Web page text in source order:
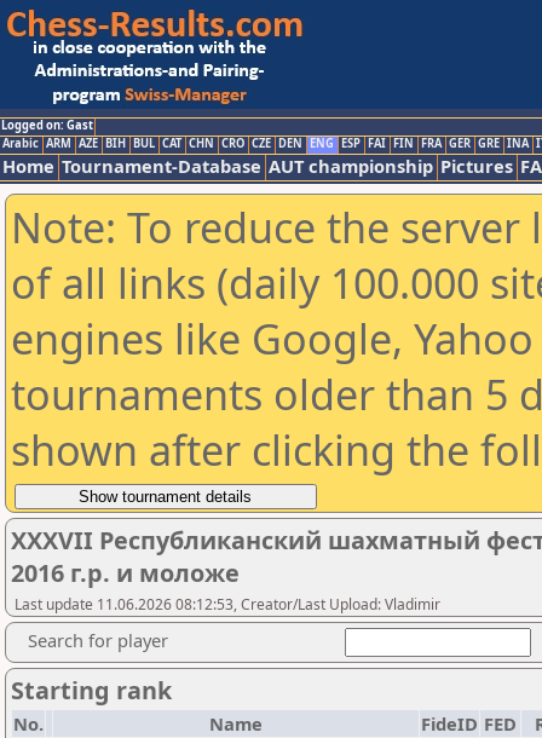
Logged on: Gast
Arabic ARM AZE BIH BUL CAT CHN CRO CZE DEN ENG ESP FAI FIN FRA GER GRE INA
Home Tournament-Database AUT championship Pictures
Note: To reduce the
of all links (daily 100.000
engines like Google,
tournaments older than 5
shown after clicking the
XXXVII Республиканский шахматный
2016 г.р. и моложе
Last update 11.06.2026 08:12:53, Creator/Last Upload: Vladimir
Search for player
Starting rank
No. Name FideID FED